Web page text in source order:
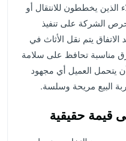
الذين يخططون للانتقال أو
الشركة على تنفيذ
الاتفاق يتم نقل الأثاث في
مناسبة تحافظ على سلامة
يتحمل العميل أي مجهود
البيع مريحة وسلسة.
قيمة حقيقية